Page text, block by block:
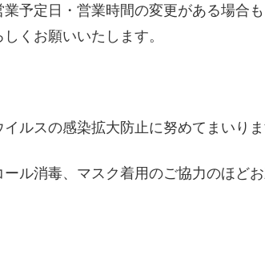
業予定日・営業時間の変更がある場合
くお願いいたします。
ルスの感染拡大防止に努めてまいりま
ル消毒、マスク着用のご協力のほどお